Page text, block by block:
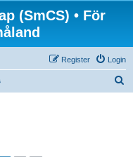
(SmCS) • För
Login
Register